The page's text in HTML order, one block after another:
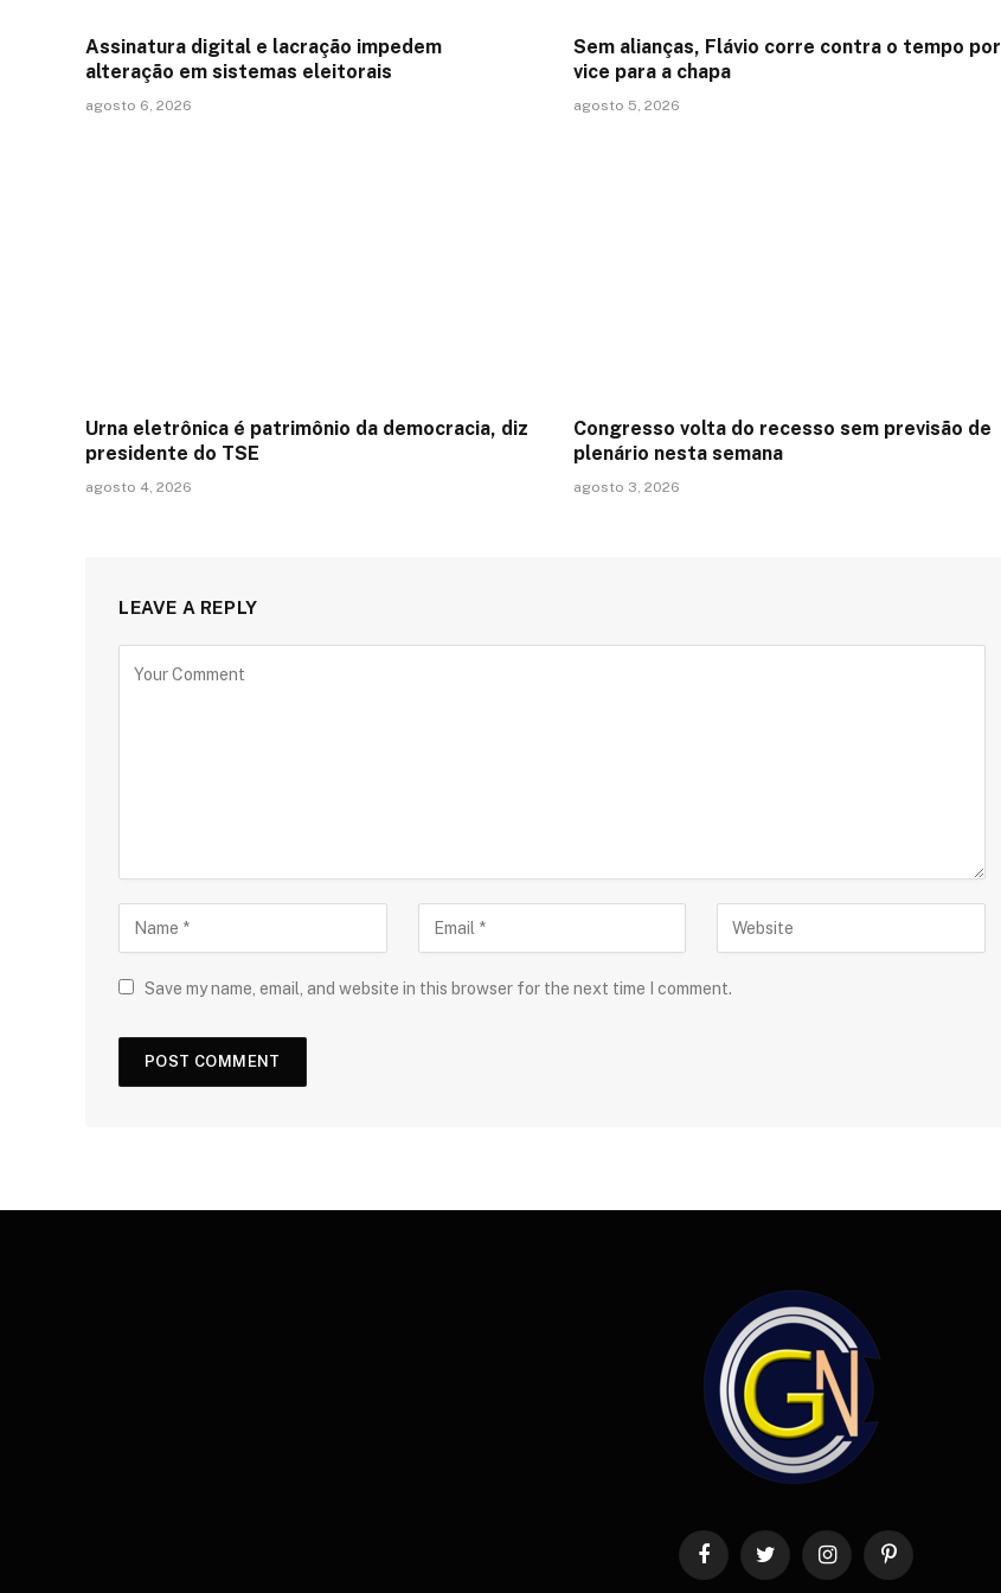
Assinatura digital e lacração impedem
alteração em sistemas eleitorais
agosto 6, 2026
Sem alianças, Flávio corre contra o tempo por
vice para a chapa
agosto 5, 2026
Urna eletrônica é patrimônio da democracia, diz
presidente do TSE
agosto 4, 2026
Congresso volta do recesso sem previsão de
plenário nesta semana
agosto 3, 2026
LEAVE A REPLY
Save my name, email, and website in this browser for the next time I comment.
FacebookTwitter InstagramPinterest